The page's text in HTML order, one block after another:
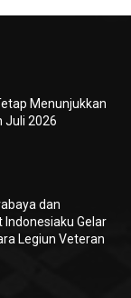
Menunjukkan
Juli 2026
dan
Indonesiaku Gelar
Legiun Veteran